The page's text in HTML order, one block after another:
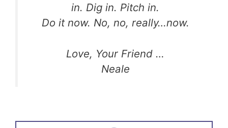
in. Dig in. Pitch in.
Do it now. No, no, really…now.
Love, Your Friend …
Neale